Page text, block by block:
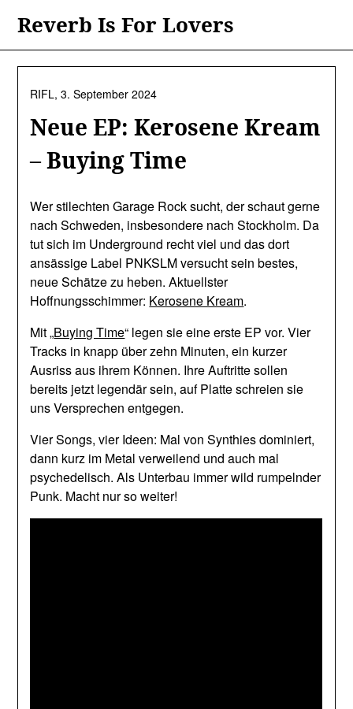
content
Reverb Is For Lovers
Neue EP: Kerosene Kream
– Buying Time
RIFL,3. September 2024
Wer stilechten Garage Rock sucht, der schaut gerne
nach Schweden, insbesondere nach Stockholm. Da
tut sich im Underground recht viel und das dort
ansässige Label PNKSLM versucht sein bestes,
neue Schätze zu heben. Aktuellster
Hoffnungsschimmer: Kerosene Kream.
Mit „Buying Time“ legen sie eine erste EP vor. Vier
Tracks in knapp über zehn Minuten, ein kurzer
Ausriss aus ihrem Können. Ihre Auftritte sollen
bereits jetzt legendär sein, auf Platte schreien sie
uns Versprechen entgegen.
Vier Songs, vier Ideen: Mal von Synthies dominiert,
dann kurz im Metal verweilend und auch mal
psychedelisch. Als Unterbau immer wild rumpelnder
Punk. Macht nur so weiter!